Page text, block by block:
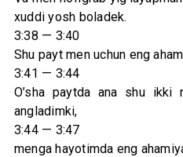
xuddi yosh boladek.
3:38 — 3:40
Shu payt men uchun eng
3:41 — 3:44
O’sha paytda ana shu ikki
angladimki,
3:44 — 3:47
menga hayotimda eng